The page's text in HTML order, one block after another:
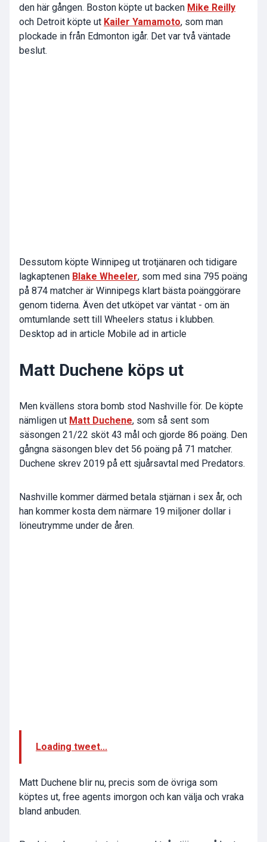
den här gången. Boston köpte ut backen Mike Reilly
och Detroit köpte ut Kailer Yamamoto, som man
plockade in från Edmonton igår. Det var två väntade
beslut.
Dessutom köpte Winnipeg ut trotjänaren och tidigare
lagkaptenen Blake Wheeler, som med sina 795 poäng
på 874 matcher är Winnipegs klart bästa poänggörare
genom tiderna. Även det utköpet var väntat - om än
omtumlande sett till Wheelers status i klubben.
Desktop ad in article Mobile ad in article
Matt Duchene köps ut
Men kvällens stora bomb stod Nashville för. De köpte
nämligen ut Matt Duchene, som så sent som
säsongen 21/22 sköt 43 mål och gjorde 86 poäng. Den
gångna säsongen blev det 56 poäng på 71 matcher.
Duchene skrev 2019 på ett sjuårsavtal med Predators.
Nashville kommer därmed betala stjärnan i sex år, och
han kommer kosta dem närmare 19 miljoner dollar i
löneutrymme under de åren.
Loading tweet...
Matt Duchene blir nu, precis som de övriga som
köptes ut, free agents imorgon och kan välja och vraka
bland anbuden.